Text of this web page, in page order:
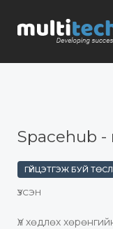
Spacehub -
ГҮЙЦЭТГЭЖ БУЙ
ҮЗСЭН
Үл хөдлөх